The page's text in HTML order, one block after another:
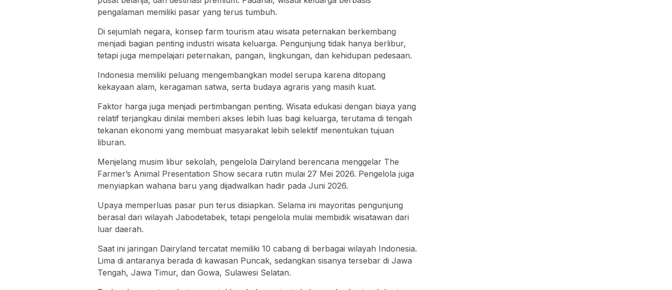
pengalaman memiliki pasar yang terus tumbuh.
Di sejumlah negara, konsep farm tourism atau wisata peternakan berkembang
menjadi bagian penting industri wisata keluarga. Pengunjung tidak hanya berlibur,
tetapi juga mempelajari peternakan, pangan, lingkungan, dan kehidupan pedesaan.
Indonesia memiliki peluang mengembangkan model serupa karena ditopang
kekayaan alam, keragaman satwa, serta budaya agraris yang masih kuat.
Faktor harga juga menjadi pertimbangan penting. Wisata edukasi dengan biaya yang
relatif terjangkau dinilai memberi akses lebih luas bagi keluarga, terutama di tengah
tekanan ekonomi yang membuat masyarakat lebih selektif menentukan tujuan
liburan.
Menjelang musim libur sekolah, pengelola Dairyland berencana menggelar The
Farmer’s Animal Presentation Show secara rutin mulai 27 Mei 2026. Pengelola juga
menyiapkan wahana baru yang dijadwalkan hadir pada Juni 2026.
Upaya memperluas pasar pun terus disiapkan. Selama ini mayoritas pengunjung
berasal dari wilayah Jabodetabek, tetapi pengelola mulai membidik wisatawan dari
luar daerah.
Saat ini jaringan Dairyland tercatat memiliki 10 cabang di berbagai wilayah Indonesia.
Lima di antaranya berada di kawasan Puncak, sedangkan sisanya tersebar di Jawa
Tengah, Jawa Timur, dan Gowa, Sulawesi Selatan.